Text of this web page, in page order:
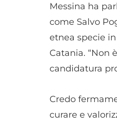
Messina ha
come Salvo
etnea specie
Catania. “Non
candidatura
Credo
curare e